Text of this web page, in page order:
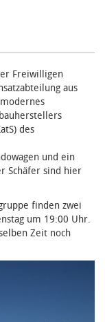
Freiwilligen
aus
des
und ein
Schäfer sind hier
finden zwei
um 19:00 Uhr.
Zeit noch